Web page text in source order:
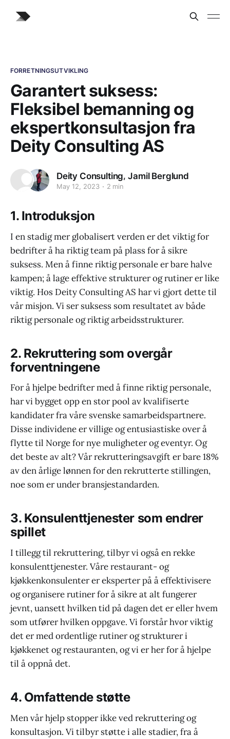
FORRETNINGSUTVIKLING
Garantert suksess:
Fleksibel bemanning og
ekspertkonsultasjon fra
Deity Consulting AS
Deity Consulting,Jamil Berglund
May 12, 2023 2 min
1. Introduksjon
I en stadig mer globalisert verden er det viktig for
bedrifter å ha riktig team på plass for å sikre
suksess. Men å finne riktig personale er bare halve
kampen; å lage effektive strukturer og rutiner er like
viktig. Hos Deity Consulting AS har vi gjort dette til
vår misjon. Vi ser suksess som resultatet av både
riktig personale og riktig arbeidsstrukturer.
2. Rekruttering som overgår
forventningene
For å hjelpe bedrifter med å finne riktig personale,
har vi bygget opp en stor pool av kvalifiserte
kandidater fra våre svenske samarbeidspartnere.
Disse individene er villige og entusiastiske over å
flytte til Norge for nye muligheter og eventyr. Og
det beste av alt? Vår rekrutteringsavgift er bare 18%
av den årlige lønnen for den rekrutterte stillingen,
noe som er under bransjestandarden.
3. Konsulenttjenester som endrer
spillet
I tillegg til rekruttering, tilbyr vi også en rekke
konsulenttjenester. Våre restaurant- og
kjøkkenkonsulenter er eksperter på å effektivisere
og organisere rutiner for å sikre at alt fungerer
jevnt, uansett hvilken tid på dagen det er eller hvem
som utfører hvilken oppgave. Vi forstår hvor viktig
det er med ordentlige rutiner og strukturer i
kjøkkenet og restauranten, og vi er her for å hjelpe
til å oppnå det.
4. Omfattende støtte
Men vår hjelp stopper ikke ved rekruttering og
konsultasjon. Vi tilbyr støtte i alle stadier, fra å